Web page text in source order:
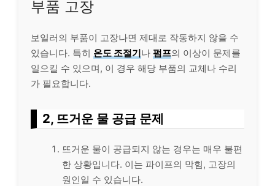
부품 고장
보일러의 부품이 고장나면 제대로 작동하지 않을 수
있습니다. 특히 온도 조절기나 펌프의 이상이 문제를
일으킬 수 있으며, 이 경우 해당 부품의 교체나 수리
가 필요합니다.
2, 뜨거운 물 공급 문제
뜨거운 물이 공급되지 않는 경우는 매우 불편
한 상황입니다. 이는 파이프의 막힘, 고장의
원인일 수 있습니다.